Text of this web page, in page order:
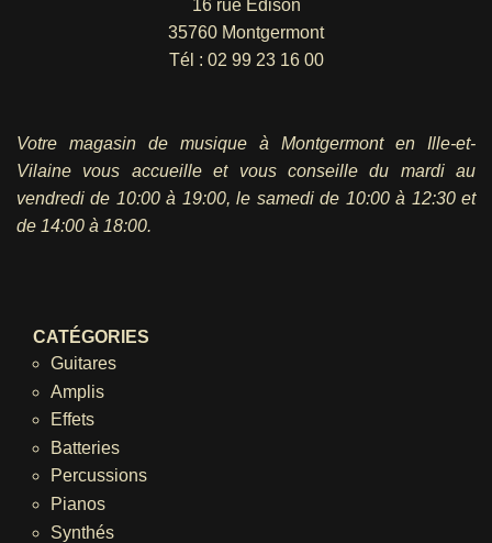
16 rue Edison
35760 Montgermont
Tél : 02 99 23 16 00
Votre magasin de musique à Montgermont en Ille-et-
Vilaine vous accueille et vous conseille du mardi au
vendredi de 10:00 à 19:00, le samedi de 10:00 à 12:30 et
de 14:00 à 18:00.
CATÉGORIES
Guitares
Amplis
Effets
Batteries
Percussions
Pianos
Synthés